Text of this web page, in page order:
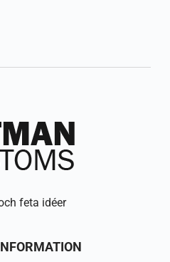
feta idéer